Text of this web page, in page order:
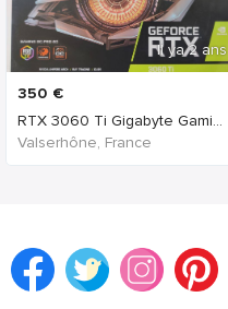
Il ya 2 ans
350 €
RTX 3060 Ti Gigabyte Gaming OC Pro
Valserhône, France